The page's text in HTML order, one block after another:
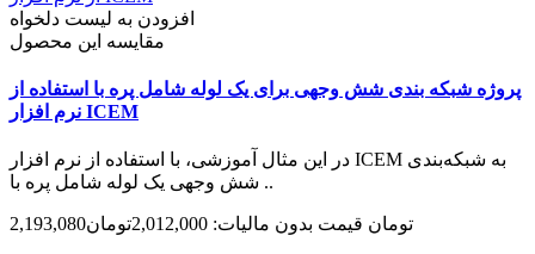
افزودن به لیست دلخواه
مقایسه این محصول
پروژه شبکه بندی شش وجهی برای یک لوله شامل پره با استفاده از
نرم افزار ICEM
در این مثال آموزشی، با استفاده از نرم افزار ICEM به شبکه‌بندی
شش وجهی یک لوله شامل پره با ..
2,193,080تومان قیمت بدون مالیات: 2,012,000تومان